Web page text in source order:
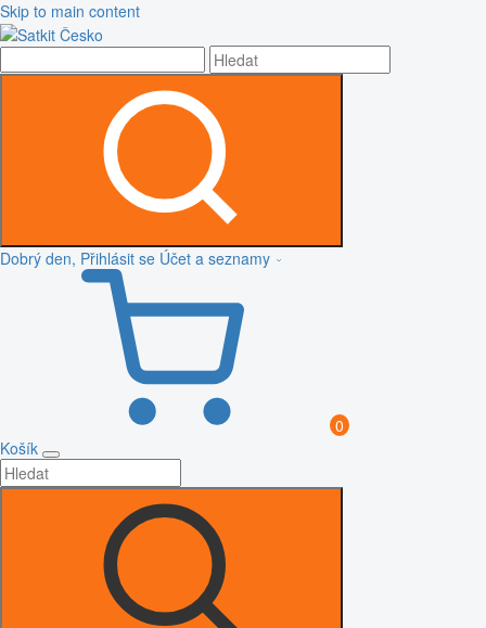
Skip to main content
Dobrý den, Přihlásit se Účet a seznamy
0
Košík